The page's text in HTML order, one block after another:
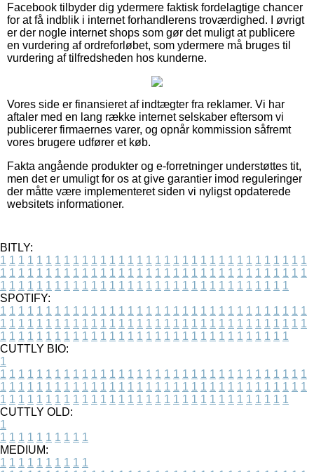
Facebook tilbyder dig ydermere faktisk fordelagtige chancer
for at få indblik i internet forhandlerens troværdighed. I øvrigt
er der nogle internet shops som gør det muligt at publicere
en vurdering af ordreforløbet, som ydermere må bruges til
vurdering af tilfredsheden hos kunderne.
Vores side er finansieret af indtægter fra reklamer. Vi har
aftaler med en lang række internet selskaber eftersom vi
publicerer firmaernes varer, og opnår kommission såfremt
vores brugere udfører et køb.
Fakta angående produkter og e-forretninger understøttes tit,
men det er umuligt for os at give garantier imod reguleringer
der måtte være implementeret siden vi nyligst opdaterede
websitets informationer.
BITLY:
1 1 1 1 1 1 1 1 1 1 1 1 1 1 1 1 1 1 1 1 1 1 1 1 1 1 1 1 1 1 1 1 1 1
1 1 1 1 1 1 1 1 1 1 1 1 1 1 1 1 1 1 1 1 1 1 1 1 1 1 1 1 1 1 1 1 1 1
1 1 1 1 1 1 1 1 1 1 1 1 1 1 1 1 1 1 1 1 1 1 1 1 1 1 1 1 1 1 1 1
SPOTIFY:
1 1 1 1 1 1 1 1 1 1 1 1 1 1 1 1 1 1 1 1 1 1 1 1 1 1 1 1 1 1 1 1 1 1
1 1 1 1 1 1 1 1 1 1 1 1 1 1 1 1 1 1 1 1 1 1 1 1 1 1 1 1 1 1 1 1 1 1
1 1 1 1 1 1 1 1 1 1 1 1 1 1 1 1 1 1 1 1 1 1 1 1 1 1 1 1 1 1 1 1
CUTTLY BIO:
1
1 1 1 1 1 1 1 1 1 1 1 1 1 1 1 1 1 1 1 1 1 1 1 1 1 1 1 1 1 1 1 1 1 1
1 1 1 1 1 1 1 1 1 1 1 1 1 1 1 1 1 1 1 1 1 1 1 1 1 1 1 1 1 1 1 1 1 1
1 1 1 1 1 1 1 1 1 1 1 1 1 1 1 1 1 1 1 1 1 1 1 1 1 1 1 1 1 1 1 1
CUTTLY OLD:
1
1 1 1 1 1 1 1 1 1 1
MEDIUM:
1 1 1 1 1 1 1 1 1 1